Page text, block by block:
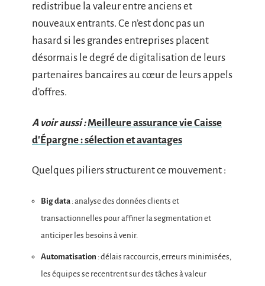
redistribue la valeur entre anciens et
nouveaux entrants. Ce n’est donc pas un
hasard si les grandes entreprises placent
désormais le degré de digitalisation de leurs
partenaires bancaires au cœur de leurs appels
d’offres.
A voir aussi : Meilleure assurance vie Caisse
d'Épargne : sélection et avantages
Quelques piliers structurent ce mouvement :
Big data : analyse des données clients et
transactionnelles pour affiner la segmentation et
anticiper les besoins à venir.
Automatisation : délais raccourcis, erreurs minimisées,
les équipes se recentrent sur des tâches à valeur